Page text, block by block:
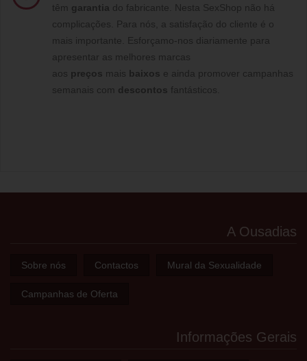
têm garantia do fabricante. Nesta SexShop não há
complicações. Para nós, a satisfação do cliente é o
mais importante. Esforçamo-nos diariamente para
apresentar as melhores marcas
aos preços mais baixos e ainda promover campanhas
semanais com descontos fantásticos.
A Ousadias
Sobre nós Contactos Mural da Sexualidade
Campanhas de Oferta
Informações Gerais